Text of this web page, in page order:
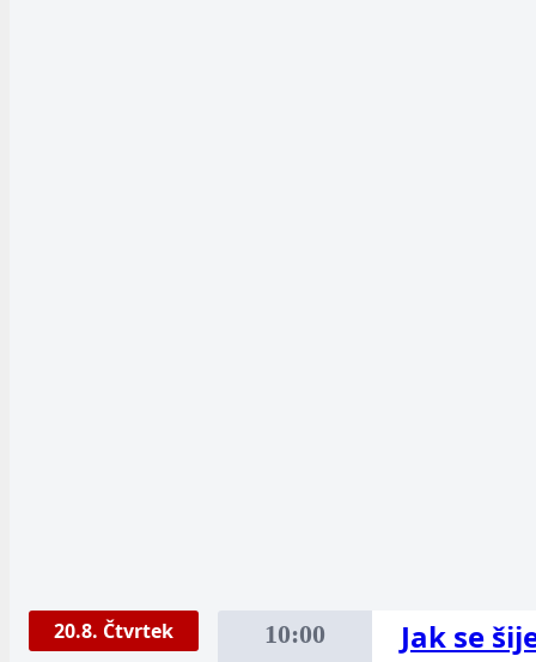
20.8. Čtvrtek 10:00 Jak se